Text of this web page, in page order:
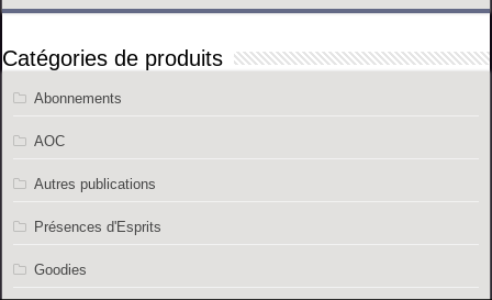
Catégories de produits
Abonnements
AOC
Autres publications
Présences d'Esprits
Goodies